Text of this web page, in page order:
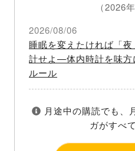
（2026
2026/08/06
睡眠を変えたければ「
計せよ—体内時計を味方
ルール
月途中の購読でも、
ガがすべ